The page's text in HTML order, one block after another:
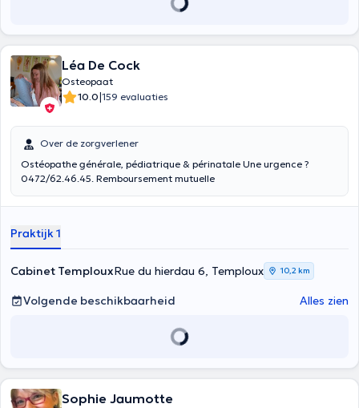
Léa De Cock
Osteopaat
10.0|159 evaluaties
Over de zorgverlener
Ostéopathe générale, pédiatrique & périnatale Une urgence ?
0472/62.46.45. Remboursement mutuelle
Praktijk 1
Cabinet TemplouxRue du hierdau 6, Temploux 10,2 km
Volgende beschikbaarheid Alles zien
Sophie Jaumotte